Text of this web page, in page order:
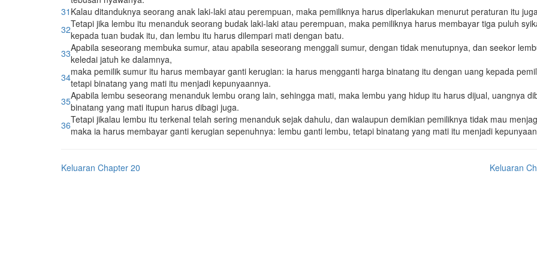
31 Kalau ditanduknya seorang anak laki-laki atau perempuan, maka pemiliknya harus diperlakukan menurut peraturan itu
32Tetapi jika lembu itu menanduk seorang budak laki-laki atau perempuan, maka pemiliknya harus membayar tiga puluh
kepada tuan budak itu, dan lembu itu harus dilempari mati dengan batu.
33Apabila seseorang membuka sumur, atau apabila seseorang menggali sumur, dengan tidak menutupnya, dan seekor
keledai jatuh ke dalamnya,
34maka pemilik sumur itu harus membayar ganti kerugian: ia harus mengganti harga binatang itu dengan uang kepada
tetapi binatang yang mati itu menjadi kepunyaannya.
35Apabila lembu seseorang menanduk lembu orang lain, sehingga mati, maka lembu yang hidup itu harus dijual, uangnya
binatang yang mati itupun harus dibagi juga.
36Tetapi jikalau lembu itu terkenal telah sering menanduk sejak dahulu, dan walaupun demikian pemiliknya tidak mau
maka ia harus membayar ganti kerugian sepenuhnya: lembu ganti lembu, tetapi binatang yang mati itu menjadi
Keluaran Chapter 20 Keluaran